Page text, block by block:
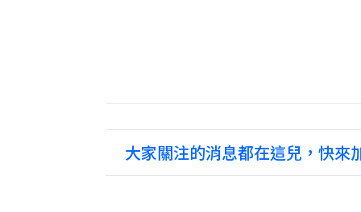
大家關注的消息都在這兒，快來